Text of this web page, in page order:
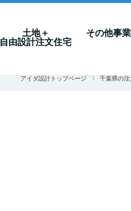
土地＋
自由設計注文住宅
その他事業
アイダ設計トップページ 千葉県の注